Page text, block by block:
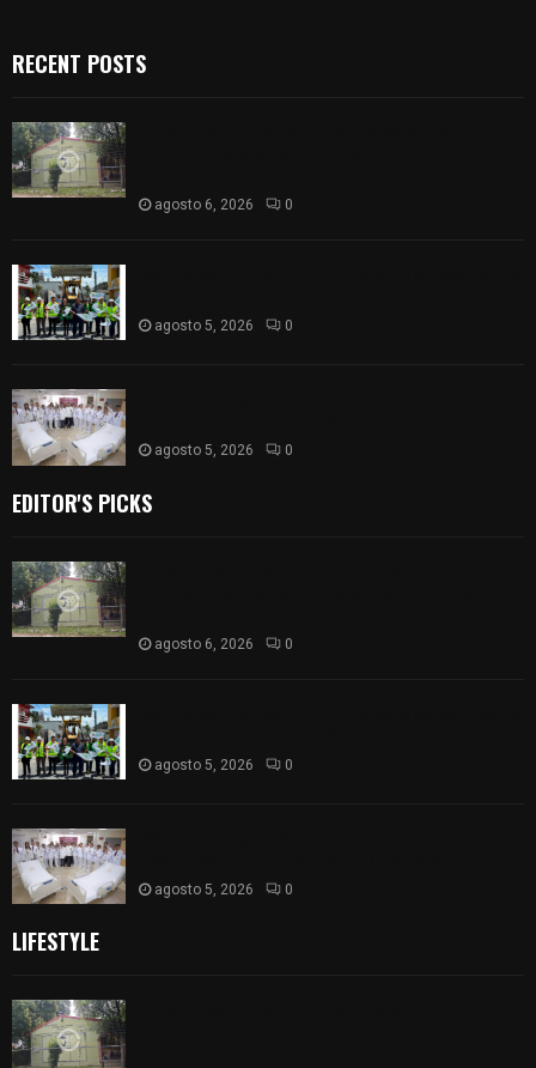
RECENT POSTS
agosto 6, 2026 0
agosto 5, 2026 0
agosto 5, 2026 0
EDITOR'S PICKS
agosto 6, 2026 0
agosto 5, 2026 0
agosto 5, 2026 0
LIFESTYLE